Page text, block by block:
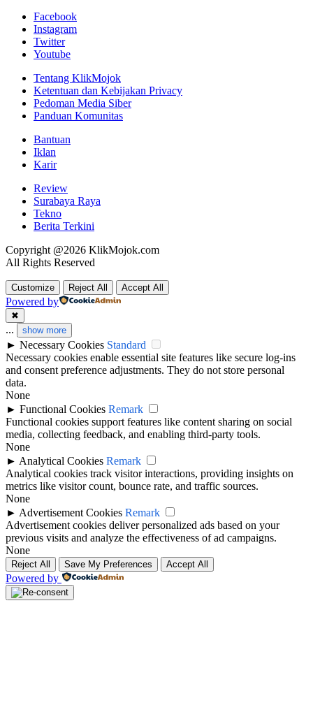
Facebook
Instagram
Twitter
Youtube
Tentang KlikMojok
Ketentuan dan Kebijakan Privacy
Pedoman Media Siber
Panduan Komunitas
Bantuan
Iklan
Karir
Review
Surabaya Raya
Tekno
Berita Terkini
Copyright @2026 KlikMojok.com
All Rights Reserved
Customize Reject All Accept All
Powered by
✖
... show more
► Necessary Cookies Standard
Necessary cookies enable essential site features like secure log-ins
and consent preference adjustments. They do not store personal
data.
None
► Functional Cookies Remark
Functional cookies support features like content sharing on social
media, collecting feedback, and enabling third-party tools.
None
► Analytical Cookies Remark
Analytical cookies track visitor interactions, providing insights on
metrics like visitor count, bounce rate, and traffic sources.
None
► Advertisement Cookies Remark
Advertisement cookies deliver personalized ads based on your
previous visits and analyze the effectiveness of ad campaigns.
None
Reject All Save My Preferences Accept All
Powered by